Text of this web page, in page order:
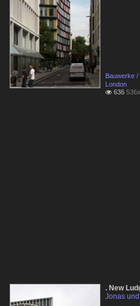
Bauwerke /
London
 636
. New
Jonas